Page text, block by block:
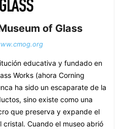
of Glass
educativa y fundado en
Works (ahora Corning
ha sido un escaparate de la
sino existe como una
que preserva y expande el
Cuando el museo abrió